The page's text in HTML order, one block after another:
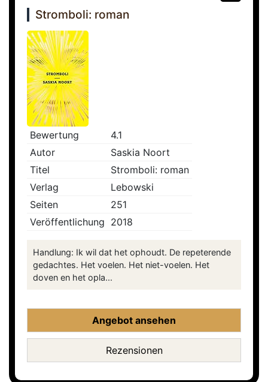
Stromboli: roman
Bewertung
4.1
Autor
Saskia Noort
Titel
Stromboli: roman
Verlag
Lebowski
Seiten
251
Veröffentlichung 2018
Handlung: Ik wil dat het ophoudt. De repeterende
gedachtes. Het voelen. Het niet-voelen. Het
doven en het opla...
Angebot ansehen
Rezensionen